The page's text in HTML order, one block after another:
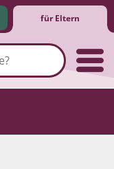
für Eltern